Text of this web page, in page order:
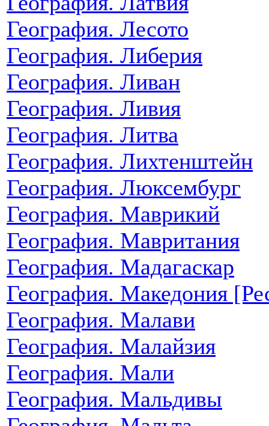
География. Лесото
География. Либерия
География. Ливан
География. Ливия
География. Литва
География. Лихтенштейн
География. Люксембург
География. Маврикий
География. Мавритания
География. Мадагаскар
География. Македония
География. Малави
География. Малайзия
География. Мали
География. Мальдивы